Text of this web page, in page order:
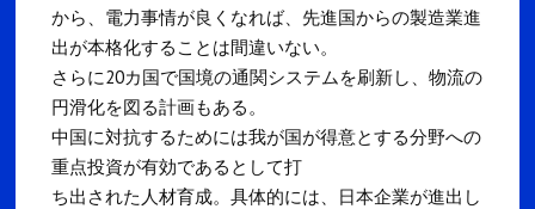
から、電力事情が良くなれば、先進国からの製造業進
出が本格化することは間違いない。
さらに20カ国で国境の通関システムを刷新し、物流の
円滑化を図る計画もある。
中国に対抗するためには我が国が得意とする分野への
重点投資が有効であるとして打
ち出された人材育成。具体的には、日本企業が進出し